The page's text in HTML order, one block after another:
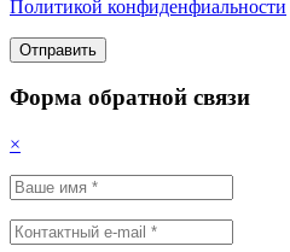
Политикой конфиденфиальности
Отправить
Форма обратной связи
×